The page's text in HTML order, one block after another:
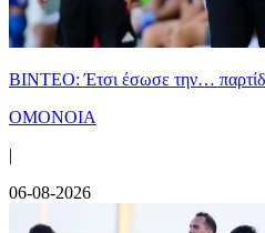
ΒΙΝΤΕΟ: Έτσι έσωσε την…
ΟΜΟΝΟΙΑ
|
06-08-2026